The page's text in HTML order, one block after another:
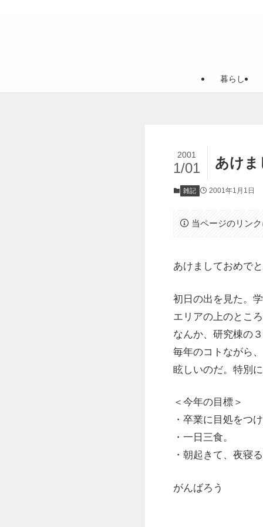
暮らし
あけま
2001
1/01
雑記 2001年1月1日
当ページのリン
あけましておめで
初日の出を見た。
エリアの上のとこ
なんか、研究棟の
毎年のコトながら
眩しいのだ。特別
＜今年の目標＞
・卒業に目処をつ
・一日三食。
・朝起きて、夜寝
がんばろう